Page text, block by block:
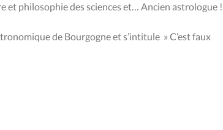
et philosophie des scienceset… Ancien astrologue !
de Bourgogneet s’intitule » C’est faux